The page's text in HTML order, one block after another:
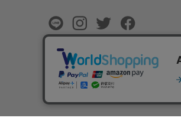
©BINGOYA Co,.Ltd.